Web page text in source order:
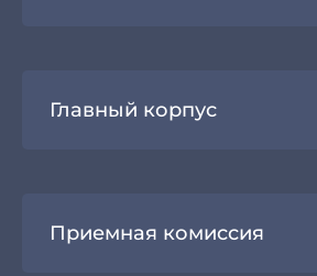
Главный корпус
Приемная комиссия